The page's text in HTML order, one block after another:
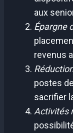
aux
Épargne
revenus
postes
sacrifier
Activités